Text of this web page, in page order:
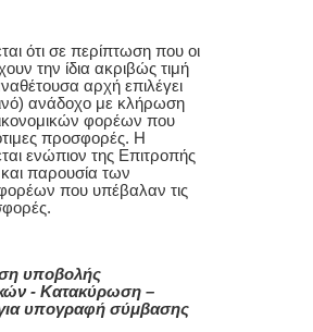
ότι σε περίπτωση που οι
την ίδια ακριβώς τιμή
αρχή επιλέγει
ανάδοχο με κλήρωση
φορέων που
προσφορές. Η
ενώπιον της Επιτροπής
παρουσία των
που υπέβαλαν τις
υποβολής
- Κατακύρωση –
υπογραφή σύμβασης